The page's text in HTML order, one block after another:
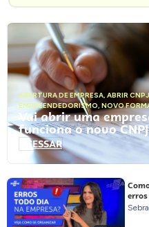
ABERTURA DE EMPRESA, ABRIR CNPJ
EMPREENDEDORISMO, NOVO
Vai abrir uma
funciona o novo
ACESSAR
erros